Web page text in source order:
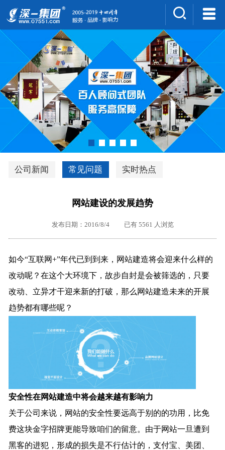
集团介绍
人才招聘
案例展示
新闻中心
深一风采
联系我们
深优通系统V3.0
深一集团优势
外地客户专栏
公司新闻 常见问题 实时热点
网站建设的发展趋势
发布日期：2016/8/4 已有 5561 人浏览
如今“互联网+”年代已到到来，网站建造将会迎来什么样的
改动呢？在这个大环境下，故步自封是会被筛选的，只要
改动、立异才干迎来新的打破，那么网站建造未来的开展
趋势都有哪些呢？
安全性在网站建造中将会越来越有影响力
关于公司来说，网站的安全性要远高于别的的功用，比免
费这块金字招牌更能导致咱们的留意。由于网站一旦遭到
黑客的进犯，形成的损失是不行估计的，支付宝、美团、